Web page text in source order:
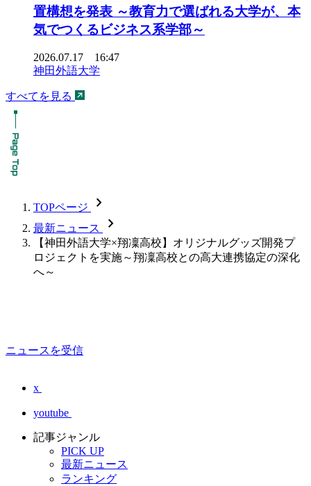
置構想を発表 ～教育力で選ばれる大学が、本
気でつくるビジネス系学部～
2026.07.17 16:47
神田外語大学
すべてを見る
TOPページ chevron_forward
最新ニュース chevron_forward
【神田外語大学×翔凜高校】オリジナルグッズ開発プ
ロジェクトを実施～翔凜高校との高大連携協定の深化
へ～
ニュースを受信
x
youtube
記事ジャンル
PICK UP
最新ニュース
ランキング